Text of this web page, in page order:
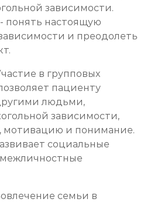
зависимости.
понять настоящую
и преодолеть
в групповых
пациенту
людьми,
зависимости,
мотивацию и понимание.
социальные
семьи в